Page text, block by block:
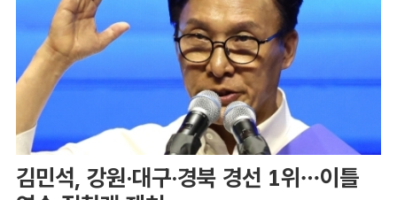
김민석, 강원·대구·경북 경선 1위…이틀